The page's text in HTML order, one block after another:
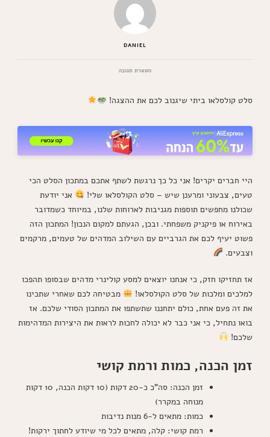
DANIEL
השארת תגובהבנושא
קלאסי
סלט קולסלאו ביתי שיגנוב לכם את ההצגה!
היי חברים יקרים! אני כל כך נרגשת לשתף אתכם במתכון הסלט הכי
טעים, צבעוני ומרענן שיש – סלט הקולסלאו שלי!
אני יודעת
שכולנו מחפשים תוספות מגניבות לארוחות שלנו, במיוחד כשמדובר
באירוח או פיקניק משפחתי. ובכן, הגעתם למקום הנכון! המתכון הזה
פשוט יעיף לכם את הגרביים עם השילוב המדהים של טעמים, מרקמים
וצבעים.
אז תחזיקו חזק, כי אנחנו יוצאים למסע קולינרי מדהים שבסופו תהפכו
למלכים ומלכות של סלט הקולסלאו!
מבטיחה לכם שאחרי שתכינו
את זה פעם אחת, כולם יתחננו שתשתפו את המתכון הסודי שלכם. אז
בואו נתחיל, כי אני כבר לא יכולה לחכות לראות את היצירות המדהימות
שלכם!
זמן הכנה, כמות ורמת קושי
זמן הכנה: סה"כ כ-20 דקות (10 דקות הכנה, 10 דקות
מנוחה במקרר)
כמות: מתאים ל-6 מנות נדיבות
רמת קושי: קלה, מתאים לכל מי שיודע לחתוך ירקות!